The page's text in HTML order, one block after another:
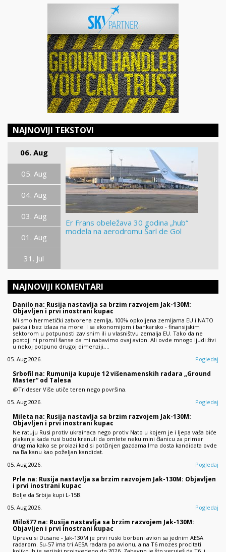
NAJNOVIJI TEKSTOVI
06. Aug
05. Aug
04. Aug
03. Aug
01. Aug
31. Jul
Er Frans obeležava 30 godina „hub“
modela na aerodromu Šarl de Gol
NAJNOVIJI KOMENTARI
Danilo na: Rusija nastavlja sa brzim razvojem Jak-130M:
Objavljen i prvi inostrani kupac
Mi smo hermetički zatvorena zemlja, 100% opkoljena zemljama EU i NATO
pakta i bez izlaza na more. I sa ekonomijom i bankarsko - finansijskim
sektorom u potpunosti zavisnim ili u vlasništvu zemalja EU. Tako da ne
postoji ni promil šanse da mi nabavimo ovaj avion. Ali ovde mnogo ljudi živi
u nekoj potpuno drugoj dimenziji,…
05. Aug 2026.
Pogledaj
Srbofil na: Rumunija kupuje 12 višenamenskih radara „Ground
Master“ od Talesa
@Trideser Više utiče teren nego površina.
05. Aug 2026.
Pogledaj
Mileta na: Rusija nastavlja sa brzim razvojem Jak-130M:
Objavljen i prvi inostrani kupac
Ne ratuju Rusi protiv ukrainaca nego protiv Nato u kojem je i ljepa vaša biće
plakanja kada rusi budu krenuli da omlete neku mini članicu za primer
drugima kako se prolazi kad si potčinjen gazdama.Ima dosta kandidata ovde
na Balkanu kao poželjan kandidat.
05. Aug 2026.
Pogledaj
Prle na: Rusija nastavlja sa brzim razvojem Jak-130M: Objavljen
i prvi inostrani kupac
Bolje da Srbija kupi L-15B.
05. Aug 2026.
Pogledaj
Miloš77 na: Rusija nastavlja sa brzim razvojem Jak-130M:
Objavljen i prvi inostrani kupac
Upravu si Dusane - Jak-130M je prvi ruski borbeni avion sa jednim AESA
radarom. Su-57 ima tri AESA radara po avionu, a na T6 mozes procitati